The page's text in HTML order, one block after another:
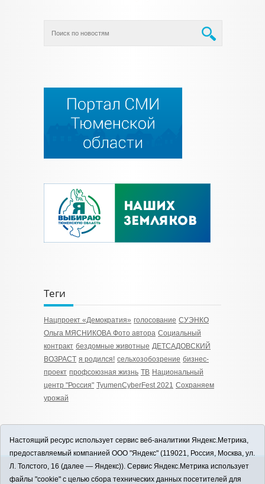
Теги
Нацпроект «Демократия» голосование СУЭНКО
Ольга МЯСНИКОВА Фото автора Социальный
контракт бездомные животные ДЕТСАДОВСКИЙ
ВОЗРАСТ я родился! сельхозобозрение бизнес-
проект профсоюзная жизнь TB Национальный
центр "Россия" TyumenСyberFest 2021 Сохраняем
урожай
12+
Настоящий ресурс использует сервис веб-аналитики Яндекс.Метрика,
предоставляемый компанией ООО "Яндекс" (119021, Россия, Москва, ул.
Л. Толстого, 16 (далее — Яндекс)). Сервис Яндекс.Метрика использует
файлы "cookie" с целью сбора технических данных посетителей для